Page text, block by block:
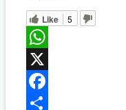
Like 5
WhatsApp
X
Facebook